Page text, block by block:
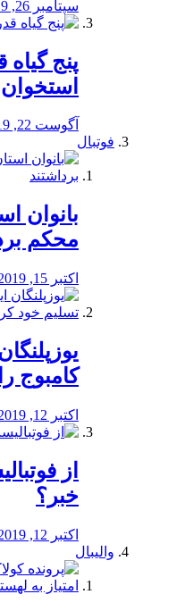
سپتامبر 26, 2019
پنج
استخوان
آگوست 22, 2019
فوتبال
بانوان
محكم
اکتبر 15, 2019
کامبوج
اکتبر 12, 2019
از
خبر؟
اکتبر 12, 2019
والیبال